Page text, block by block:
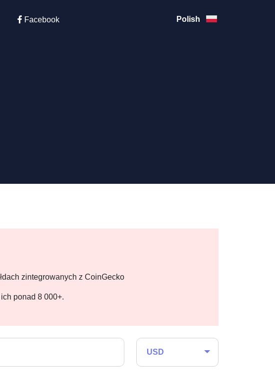
Facebook Polish
zintegrowanych z CoinGecko
ponad 8 000+.
USD